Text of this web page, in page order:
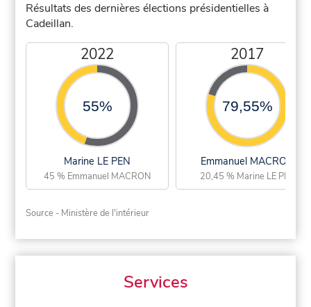
Résultats des dernières élections présidentielles à
Cadeillan.
2022
55%
Marine LE PEN
45 % Emmanuel MACRON
2017
79,55%
Emmanuel MACRON
20,45 % Marine LE PEN
Source - Ministère de l'intérieur
Services